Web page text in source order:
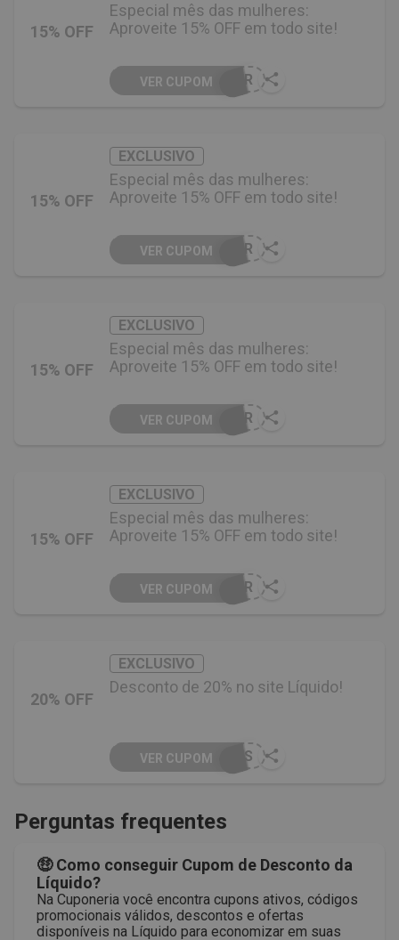
15% OFF
Especial mês das mulheres:
Aproveite 15% OFF em todo site!
HER
VER CUPOM
15% OFF
EXCLUSIVO
Especial mês das mulheres:
Aproveite 15% OFF em todo site!
HER
VER CUPOM
15% OFF
EXCLUSIVO
Especial mês das mulheres:
Aproveite 15% OFF em todo site!
HER
VER CUPOM
15% OFF
EXCLUSIVO
Especial mês das mulheres:
Aproveite 15% OFF em todo site!
HER
VER CUPOM
20% OFF
EXCLUSIVO
Desconto de 20% no site Líquido!
AES
VER CUPOM
Perguntas frequentes
🤑 Como conseguir Cupom de Desconto da
Líquido?
Na Cuponeria você encontra cupons ativos, códigos
promocionais válidos, descontos e ofertas
disponíveis na Líquido para economizar em suas